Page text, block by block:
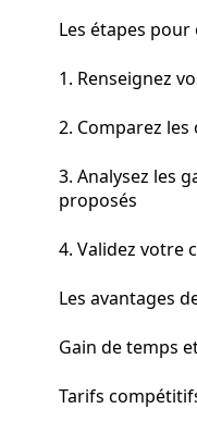
Les étapes
1. Renseignez
2. Comparez
3. Analysez les
proposés
4. Validez votre
Les avantages
Gain de temps
Tarifs